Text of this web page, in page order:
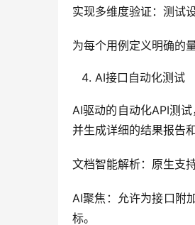
实现多维度验证：测试
为每个用例定义明确的
AI接口自动化测试
AI驱动的自动化API测
并生成详细的结果报告
文档智能解析：原生支
AI聚焦：允许为接口附
标。